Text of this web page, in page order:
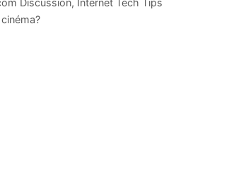
Discussion, Internet Tech Tips